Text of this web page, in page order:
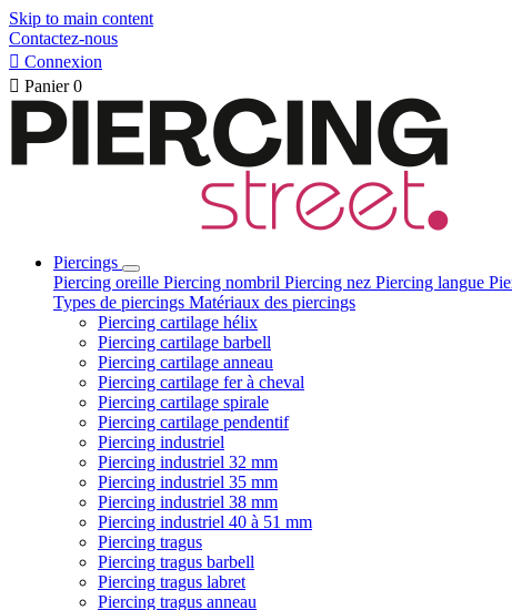
Skip to main content
Contactez-nous
 Connexion
 Panier 0
Piercings
Piercing oreille Piercing nombril Piercing nez Piercing langue
Types de piercings Matériaux des piercings
Piercing cartilage hélix
Piercing cartilage barbell
Piercing cartilage anneau
Piercing cartilage fer à cheval
Piercing cartilage spirale
Piercing cartilage pendentif
Piercing industriel
Piercing industriel 32 mm
Piercing industriel 35 mm
Piercing industriel 38 mm
Piercing industriel 40 à 51 mm
Piercing tragus
Piercing tragus barbell
Piercing tragus labret
Piercing tragus anneau